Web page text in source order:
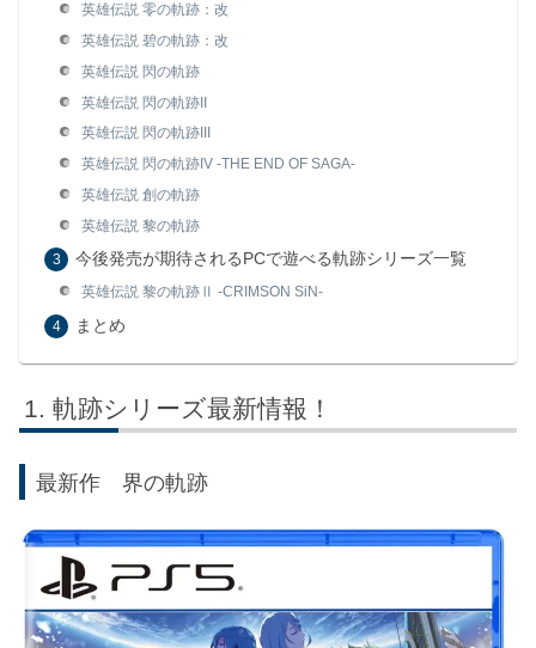
英雄伝説 零の軌跡：改
英雄伝説 碧の軌跡：改
英雄伝説 閃の軌跡
英雄伝説 閃の軌跡II
英雄伝説 閃の軌跡III
英雄伝説 閃の軌跡IV -THE END OF SAGA-
英雄伝説 創の軌跡
英雄伝説 黎の軌跡
今後発売が期待されるPCで遊べる軌跡シリーズ一覧
英雄伝説 黎の軌跡Ⅱ -CRIMSON SiN-
まとめ
軌跡シリーズ最新情報！
最新作 界の軌跡